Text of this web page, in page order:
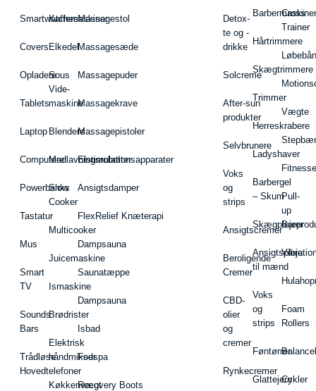
Smartwatches
Covers
Opladere
Tablets
Laptop
Computere
Powerbanks
Tastatur
Mus
Smart
TV
Sounds
Bars
Trådløse
Hovedtelefoner
Kaffemaskiner
Elkedel
Sous
Vide-
maskine
Blendere
Madlavningsrobotter
Slow
Cooker
Multicooker
Juicemaskine
Ismaskine
Brødrister
Elektrisk
håndmikser
Køkkenvægt
Massagestol
Massagesæde
Massagepuder
Massagekrave
Massagepistoler
Elstimulationsapparater
Ansigtsdamper
FlexRelief Knæterapi
Dampsauna
Saunatæppe
Dampsauna
Isbad
Fodspa
Recovery Boots
Detox-
te og -
drikke
Solcreme
After-sun
produkter
Selvbrunere
Voks
og
strips
Ansigtscremer
Beroligende
Cremer
CBD-
olier
og
cremer
Rynkecremer
Hårtrimmere
Skægtrimmere
Trimmer
Herreskrabere
Ladyshaver
Barbergel
– Skum
Ansigtspleje
til mænd
Voks
og
strips
Føntørrer
Glattejern
Cross
Trainer
Vægte
Pull-
up
Barer
Foam
Rollers
Cykler